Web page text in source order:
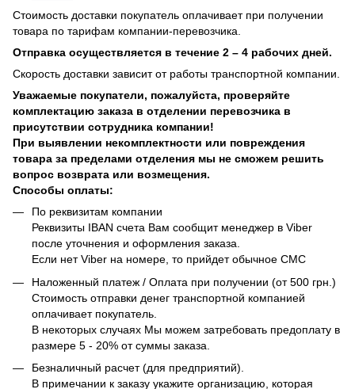
Стоимость доставки покупатель оплачивает при получении
товара по тарифам компании-перевозчика.
Отправка осуществляется в течение 2 – 4 рабочих дней.
Скорость доставки зависит от работы транспортной компании.
Уважаемые покупатели, пожалуйста, проверяйте
комплектацию заказа в отделении перевозчика в
присутствии сотрудника компании!
При выявлении некомплектности или повреждения
товара за пределами отделения мы не сможем решить
вопрос возврата или возмещения.
Способы оплаты:
По реквизитам компании
Реквизиты IBAN счета Вам сообщит менеджер в Viber
после уточнения и оформления заказа.
Если нет Viber на номере, то прийдет обычное СМС
Наложенный платеж / Оплата при получении (от 500 грн.)
Стоимость отправки денег транспортной компанией
оплачивает покупатель.
В некоторых случаях Мы можем затребовать предоплату в
размере 5 - 20% от суммы заказа.
Безналичный расчет (для предприятий).
В примечании к заказу укажите организацию, которая